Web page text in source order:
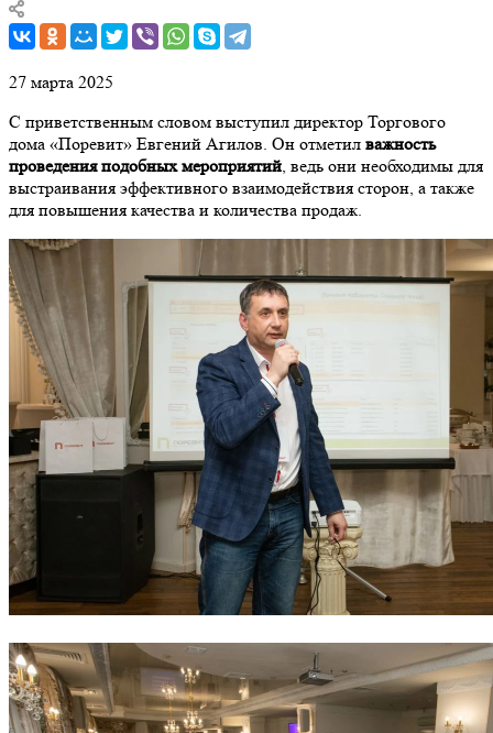
27 марта 2025
С приветственным словом выступил директор Торгового
дома «Поревит» Евгений Агилов. Он отметил важность
проведения подобных мероприятий , ведь они необходимы для
выстраивания эффективного взаимодействия сторон, а также
для повышения качества и количества продаж.